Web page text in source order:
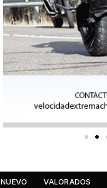
NUEVO VALORADOS